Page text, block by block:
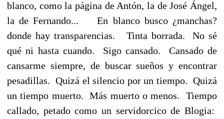
blanco, como la página de Antón, la de José Ángel,
la de Fernando... En blanco busco ¿manchas?
donde hay transparencias. Tinta borrada. No sé
qué ni hasta cuando. Sigo cansado. Cansado de
cansarme siempre, de buscar sueños y encontrar
pesadillas. Quizá el silencio por un tiempo. Quizá
un tiempo muerto. Más muerto o menos. Tiempo
callado, petado como un servidorcico de Blogia: